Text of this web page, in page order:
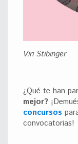
Viri Stibinger
¿Qué te han
mejor?
concursos
convocatorias!